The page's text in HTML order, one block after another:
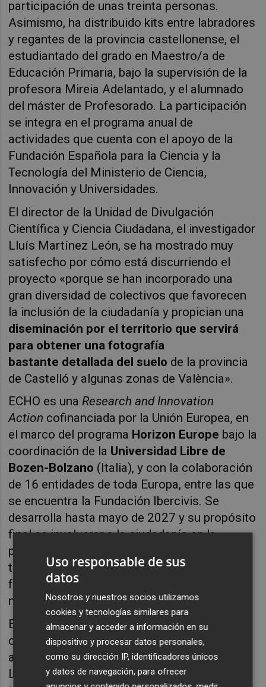
participación de unas treinta personas.
Asimismo, ha distribuido kits entre labradores
y regantes de la provincia castellonense, el
estudiantado del grado en Maestro/a de
Educación Primaria, bajo la supervisión de la
profesora Mireia Adelantado, y el alumnado
del máster de Profesorado. La participación
se integra en el programa anual de
actividades que cuenta con el apoyo de la
Fundación Española para la Ciencia y la
Tecnología del Ministerio de Ciencia,
Innovación y Universidades.
El director de la Unidad de Divulgación
Científica y Ciencia Ciudadana, el investigador
Lluís Martínez León, se ha mostrado muy
satisfecho por cómo está discurriendo el
proyecto «porque se han incorporado una
gran diversidad de colectivos que favorecen
la inclusión de la ciudadanía y propician una
diseminación por el territorio que servirá
para obtener una fotografía
bastante detallada del suelo de la provincia
de Castelló y algunas zonas de València».
ECHO es unaResearch and Innovation
Action cofinanciada por la Unión Europea, en
el marco del programa Horizon Europe bajo la
coordinación de la Universidad Libre de
Bozen-Bolzano (Italia), y con la colaboración
de 16 entidades de toda Europa, entre las que
se encuentra la Fundación Ibercivis. Se
desarrolla hasta mayo de 2027 y su propósito
final es involucrar a la ciudadanía en la
protección y
través de su propio conocimiento y
favoreciendo la adquisición de habilidades
nuevas para su monitorización y cuidado.
El estado del suelo es fundamental para el
crecimiento de las plantas, la regulación del
agua y la mejora de la resiliencia climática.
Las mediciones realizadas abarcan
Uso responsable de sus
datos
Nosotros y nuestros socios utilizamos
cookies y tecnologías similares para
almacenar y acceder a información en su
dispositivo y procesar datos personales,
como su dirección IP, identificadores únicos
y datos de navegación, para ofrecer